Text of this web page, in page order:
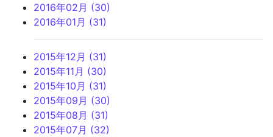
2016年02月 (30)
2016年01月 (31)
2015年12月 (31)
2015年11月 (30)
2015年10月 (31)
2015年09月 (30)
2015年08月 (31)
2015年07月 (32)